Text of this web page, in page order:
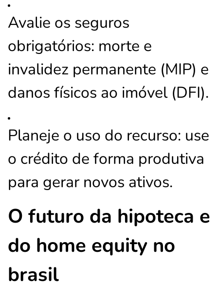
Avalie os seguros
obrigatórios: morte e
invalidez permanente (MIP) e
danos físicos ao imóvel (DFI).
Planeje o uso do recurso: use
o crédito de forma produtiva
para gerar novos ativos.
O futuro da hipoteca e
do home equity no
brasil